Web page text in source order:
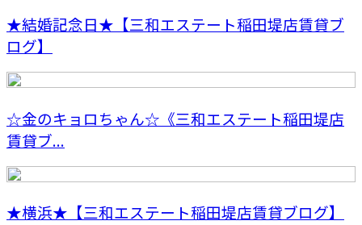
★結婚記念日★【三和エステート稲田堤店賃貸ブ
ログ】
☆金のキョロちゃん☆《三和エステート稲田堤店
賃貸ブ...
★横浜★【三和エステート稲田堤店賃貸ブログ】